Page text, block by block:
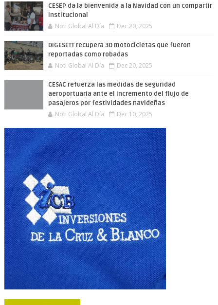
CESEP da la bienvenida a la Navidad con un compartir
institucional
Noti Global Al Día Dec 20, 2025
DIGESETT recupera 30 motocicletas que fueron
reportadas como robadas
Noti Global Al Día Dec 20, 2025
CESAC refuerza las medidas de seguridad
aeroportuaria ante el incremento del flujo de
pasajeros por festividades navideñas
Noti Global Al Día Dec 10, 2025